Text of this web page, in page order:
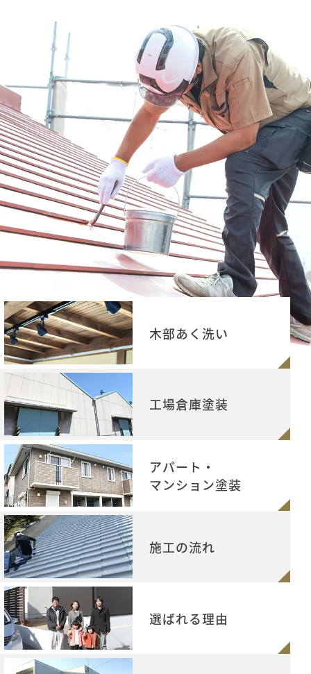
木部あく洗い
工場倉庫塗装
アパート・
マンション塗装
施工の流れ
選ばれる理由